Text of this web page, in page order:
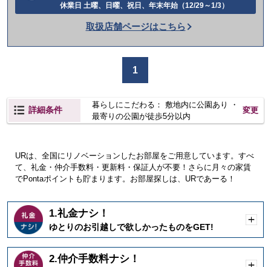
休業日 土曜、日曜、祝日、年末年始（12/29～1/3）
話
か
取扱店舗ページはこちら
1
詳細条件
暮らしにこだわる： 敷地内に公園あり ・
最寄りの公園が徒歩5分以内
変更
URは、全国にリノベーションしたお部屋をご用意しています。すべ
て、礼金・仲介手数料・更新料・保証人が不要！さらに月々の家賃
でPontaポイントも貯まります。お部屋探しは、URであーる！
1.礼金ナシ！
ゆとりのお引越しで欲しかったものをGET!
く
2.仲介手数料ナシ！